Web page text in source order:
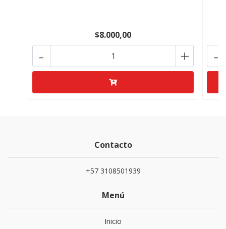
$8.000,00
+
- -
Contacto
+57 3108501939
Menú
Inicio